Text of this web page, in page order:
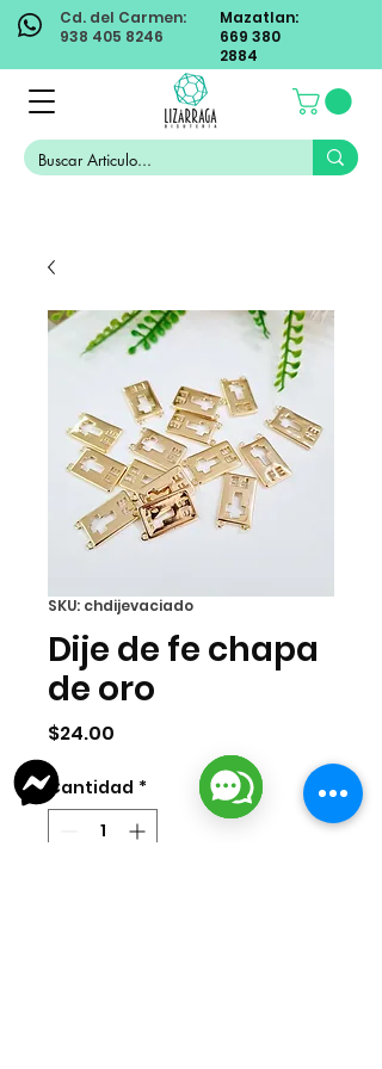
Cd. del Carmen:
938 405 8246
Mazatlan:
669 380
2884
SKU: chdijevaciado
Dije de fe chapa
de oro
$24.00
Cantidad *